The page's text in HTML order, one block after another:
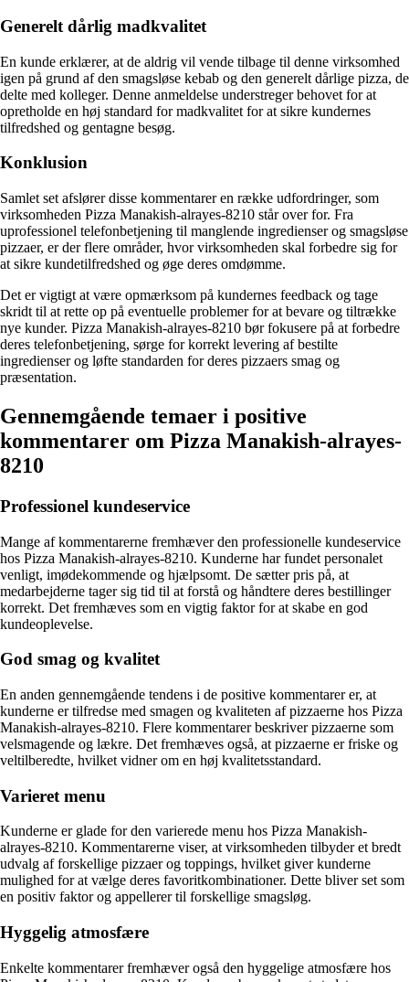
Generelt dårlig madkvalitet
En kunde erklærer, at de aldrig vil vende tilbage til denne virksomhed
igen på grund af den smagsløse kebab og den generelt dårlige pizza, de
delte med kolleger. Denne anmeldelse understreger behovet for at
opretholde en høj standard for madkvalitet for at sikre kundernes
tilfredshed og gentagne besøg.
Konklusion
Samlet set afslører disse kommentarer en række udfordringer, som
virksomheden Pizza Manakish-alrayes-8210 står over for. Fra
uprofessionel telefonbetjening til manglende ingredienser og smagsløse
pizzaer, er der flere områder, hvor virksomheden skal forbedre sig for
at sikre kundetilfredshed og øge deres omdømme.
Det er vigtigt at være opmærksom på kundernes feedback og tage
skridt til at rette op på eventuelle problemer for at bevare og tiltrække
nye kunder. Pizza Manakish-alrayes-8210 bør fokusere på at forbedre
deres telefonbetjening, sørge for korrekt levering af bestilte
ingredienser og løfte standarden for deres pizzaers smag og
præsentation.
Gennemgående temaer i positive
kommentarer om Pizza Manakish-alrayes-
8210
Professionel kundeservice
Mange af kommentarerne fremhæver den professionelle kundeservice
hos Pizza Manakish-alrayes-8210. Kunderne har fundet personalet
venligt, imødekommende og hjælpsomt. De sætter pris på, at
medarbejderne tager sig tid til at forstå og håndtere deres bestillinger
korrekt. Det fremhæves som en vigtig faktor for at skabe en god
kundeoplevelse.
God smag og kvalitet
En anden gennemgående tendens i de positive kommentarer er, at
kunderne er tilfredse med smagen og kvaliteten af pizzaerne hos Pizza
Manakish-alrayes-8210. Flere kommentarer beskriver pizzaerne som
velsmagende og lækre. Det fremhæves også, at pizzaerne er friske og
veltilberedte, hvilket vidner om en høj kvalitetsstandard.
Varieret menu
Kunderne er glade for den varierede menu hos Pizza Manakish-
alrayes-8210. Kommentarerne viser, at virksomheden tilbyder et bredt
udvalg af forskellige pizzaer og toppings, hvilket giver kunderne
mulighed for at vælge deres favoritkombinationer. Dette bliver set som
en positiv faktor og appellerer til forskellige smagsløg.
Hyggelig atmosfære
Enkelte kommentarer fremhæver også den hyggelige atmosfære hos